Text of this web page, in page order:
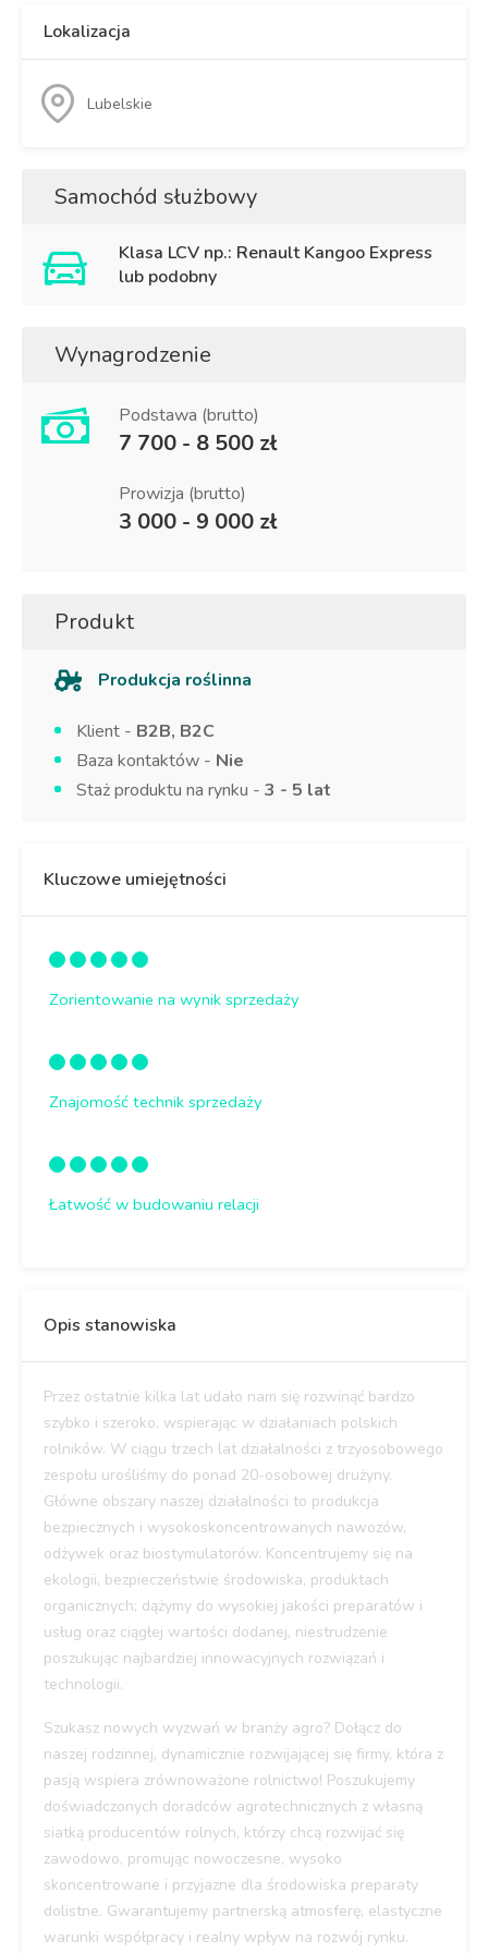
Lokalizacja
Lubelskie
Samochód służbowy
Klasa LCV np.: Renault Kangoo Express
lub podobny
Wynagrodzenie
Podstawa (brutto)
7 700 - 8 500 zł
Prowizja (brutto)
3 000 - 9 000 zł
Produkt
Produkcja roślinna
Klient - B2B, B2C
Baza kontaktów - Nie
Staż produktu na rynku - 3 - 5 lat
Kluczowe umiejętności
Zorientowanie na wynik sprzedaży
Znajomość technik sprzedaży
Łatwość w budowaniu relacji
Opis stanowiska
Przez ostatnie kilka lat udało nam się rozwinąć bardzo
szybko i szeroko, wspierając w działaniach polskich
rolników. W ciągu trzech lat działalności z trzyosobowego
zespołu urośliśmy do ponad 20-osobowej drużyny.
Główne obszary naszej działalności to produkcja
bezpiecznych i wysokoskoncentrowanych nawozów,
odżywek oraz biostymulatorów. Koncentrujemy się na
ekologii, bezpieczeństwie środowiska, produktach
organicznych; dążymy do wysokiej jakości preparatów i
usług oraz ciągłej wartości dodanej, niestrudzenie
poszukując najbardziej innowacyjnych rozwiązań i
technologii.
Szukasz nowych wyzwań w branży agro? Dołącz do
naszej rodzinnej, dynamicznie rozwijającej się firmy, która z
pasją wspiera zrównoważone rolnictwo! Poszukujemy
doświadczonych doradców agrotechnicznych z własną
siatką producentów rolnych, którzy chcą rozwijać się
zawodowo, promując nowoczesne, wysoko
skoncentrowane i przyjazne dla środowiska preparaty
dolistne. Gwarantujemy partnerską atmosferę, elastyczne
warunki współpracy i realny wpływ na rozwój rynku.